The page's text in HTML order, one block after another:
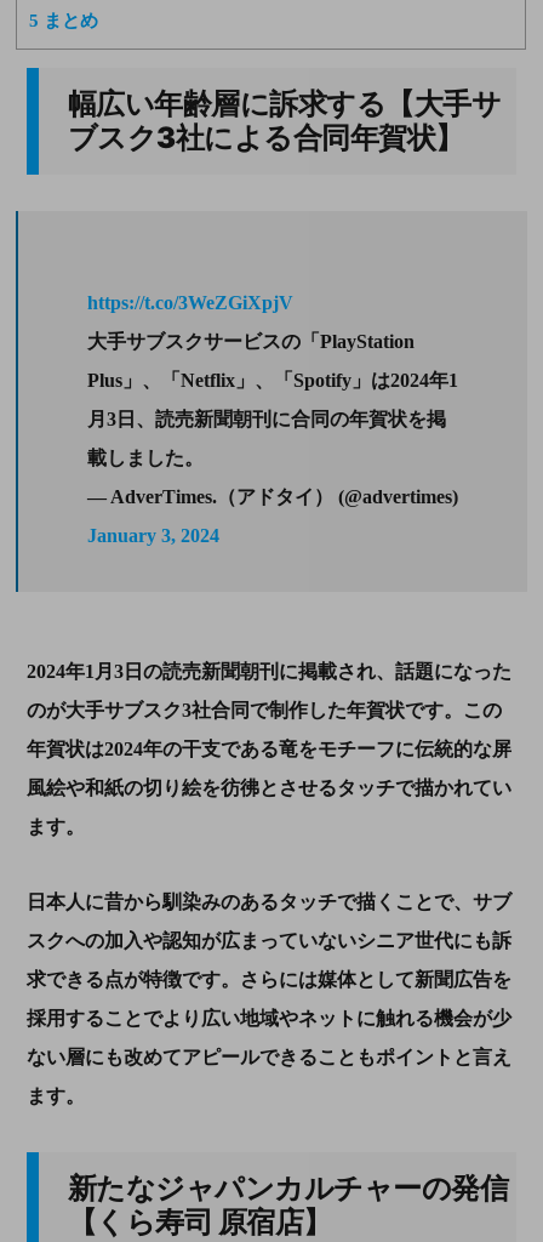
5 まとめ
幅広い年齢層に訴求する【大手サ
ブスク3社による合同年賀状】
https://t.co/3WeZGiXpjV
大手サブスクサービスの「PlayStation
Plus」、「Netflix」、「Spotify」は2024年1
月3日、読売新聞朝刊に合同の年賀状を掲
載しました。
— AdverTimes.（アドタイ） (@advertimes)
January 3, 2024
2024年1月 3日の読売新聞朝刊に掲載され、話題になった
のが大手サブスク3社合同で制作した年賀状です。この
年賀状は2024年の干支である竜をモチーフに伝統的な屏
風絵や和紙の切り絵を彷彿とさせるタッチで描かれてい
ます。
日本人に昔から馴染みのあるタッチで描くことで、サブ
スクへの加入や認知が広まっていないシニア世代にも訴
求できる点が特徴です。さらには媒体として新聞広告を
採用することでより広い地域やネットに触れる機会が少
ない層にも改めてアピールできることもポイントと言え
ます。
新たなジャパンカルチャーの発信
【くら寿司 原宿店】